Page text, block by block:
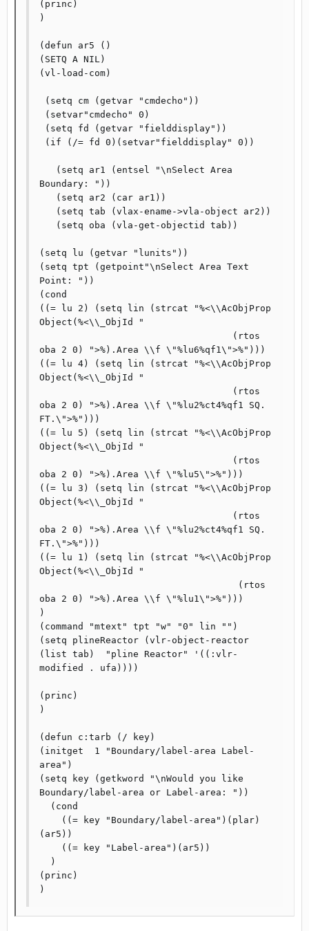
(princ)
)
(defun ar5 ()
(SETQ A NIL)
(vl-load-com)
Boundary: "))
(setq lu (getvar "lunits"))
(setq tpt (getpoint"\nSelect Area Text
Point: "))
(cond
((= lu 2) (setq lin (strcat "%<\\AcObjProp
Object(%<\\_ObjId "
oba 2 0) ">%).Area \\f \"%lu6%qf1\">%")))
((= lu 4) (setq lin (strcat "%<\\AcObjProp
Object(%<\\_ObjId "
oba 2 0) ">%).Area \\f \"%lu2%ct4%qf1 SQ.
FT.\">%")))
((= lu 5) (setq lin (strcat "%<\\AcObjProp
Object(%<\\_ObjId "
oba 2 0) ">%).Area \\f \"%lu5\">%")))
((= lu 3) (setq lin (strcat "%<\\AcObjProp
Object(%<\\_ObjId "
oba 2 0) ">%).Area \\f \"%lu2%ct4%qf1 SQ.
FT.\">%")))
((= lu 1) (setq lin (strcat "%<\\AcObjProp
Object(%<\\_ObjId "
oba 2 0) ">%).Area \\f \"%lu1\">%")))
)
(command "mtext" tpt "w" "0" lin "")
(setq plineReactor (vlr-object-reactor
(list tab)  "pline Reactor" '((:vlr-
modified . ufa))))
(princ)
)
(defun c:tarb (/ key)
(initget  1 "Boundary/label-area Label-
area")
(setq key (getkword "\nWould you like
Boundary/label-area or Label-area: "))
(ar5))
(princ)